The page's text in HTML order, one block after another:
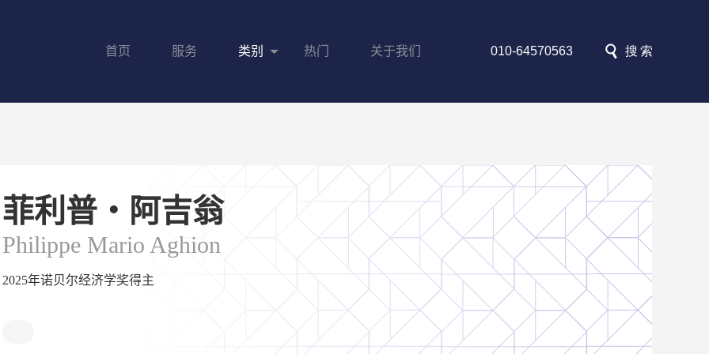
010-64570563
首页 服务 类别 热门 关于我们
菲利普・阿吉翁
Philippe Mario Aghion
2025年诺贝尔经济学奖得主